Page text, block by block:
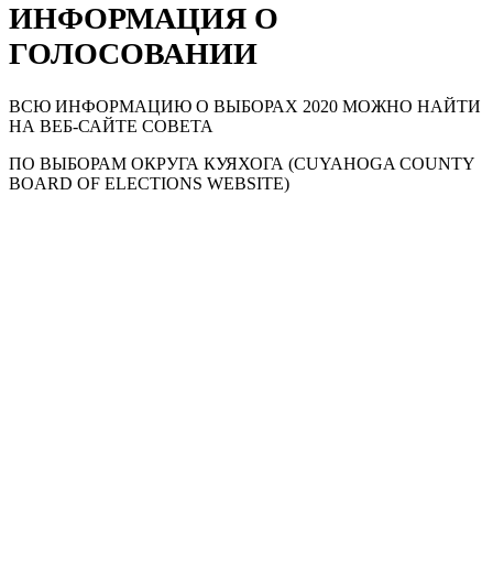
ИНФОРМАЦИЯ О
ГОЛОСОВАНИИ
ВСЮ ИНФОРМАЦИЮ О ВЫБОРАХ 2020 МОЖНО НАЙТИ
НА ВЕБ-САЙТЕ СОВЕТА
ПО ВЫБОРАМ ОКРУГА КУЯХОГА (CUYAHOGA COUNTY
BOARD OF ELECTIONS WEBSITE)